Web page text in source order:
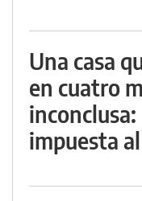
Una casa
en cuatro
impuesta